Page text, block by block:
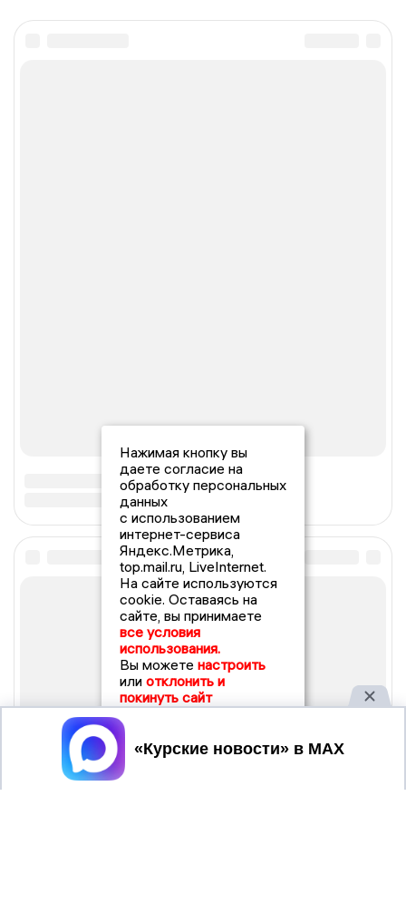
Нажимая кнопку вы
даете согласие на
обработку персональных
данных
с использованием
интернет-сервиса
Яндекс.Метрика,
top.mail.ru, LiveInternet.
На сайте используются
cookie. Оставаясь на
сайте, вы принимаете
все условия
использования.
Вы можете настроить
или отклонить и
покинуть сайт
Принять